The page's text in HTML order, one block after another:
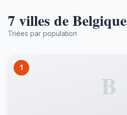
7 villes de Belgique
Triées par population
1
B